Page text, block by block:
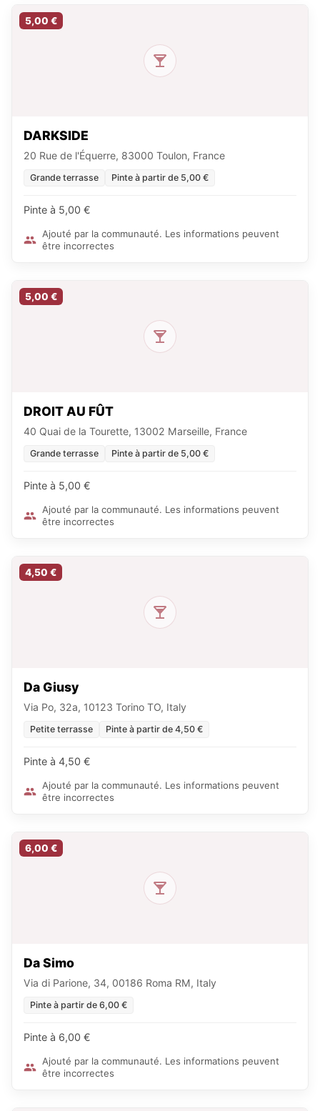
5,00 €
DARKSIDE
20 Rue de l'Équerre, 83000 Toulon, France
Grande terrasse Pinte à partir de 5,00 €
Pinte à 5,00 €
Ajouté par la communauté. Les informations peuvent
être incorrectes
5,00 €
DROIT AU FÛT
40 Quai de la Tourette, 13002 Marseille, France
Grande terrasse Pinte à partir de 5,00 €
Pinte à 5,00 €
Ajouté par la communauté. Les informations peuvent
être incorrectes
4,50 €
Da Giusy
Via Po, 32a, 10123 Torino TO, Italy
Petite terrasse Pinte à partir de 4,50 €
Pinte à 4,50 €
Ajouté par la communauté. Les informations peuvent
être incorrectes
6,00 €
Da Simo
Via di Parione, 34, 00186 Roma RM, Italy
Pinte à partir de 6,00 €
Pinte à 6,00 €
Ajouté par la communauté. Les informations peuvent
être incorrectes